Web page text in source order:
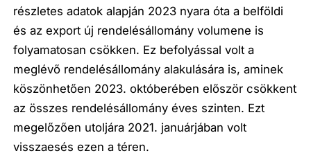
részletes adatok alapján 2023 nyara óta a belföldi
és az export új rendelésállomány volumene is
folyamatosan csökken. Ez befolyással volt a
meglévő rendelésállomány alakulására is, aminek
köszönhetően 2023. októberében először csökkent
az összes rendelésállomány éves szinten. Ezt
megelőzően utoljára 2021. januárjában volt
visszaesés ezen a téren.